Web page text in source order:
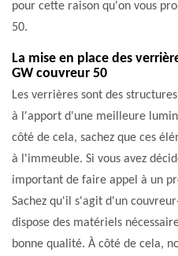
pour cette raison qu'on vous
50.
La mise en place des
GW couvreur 50
Les verrières sont des
à l'apport d'une meilleure
côté de cela, sachez que ces
à l'immeuble. Si vous avez
important de faire appel à un
Sachez qu'il s'agit d'un
dispose des matériels
bonne qualité. À côté de cela,